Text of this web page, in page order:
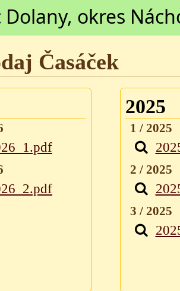
Dolany, okres
Časáček
2025
1 / 2025
2 / 2025
3 / 2025